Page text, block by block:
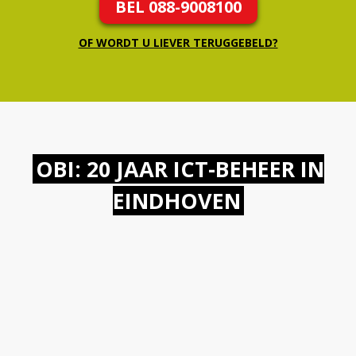
BEL 088-9008100
OF WORDT U LIEVER TERUGGEBELD?
OBI: 20 JAAR ICT-BEHEER IN
EINDHOVEN